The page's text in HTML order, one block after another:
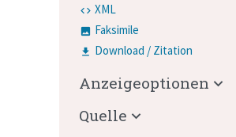
XML
Faksimile
Download / Zitation
Anzeigeoptionen
Quelle